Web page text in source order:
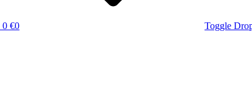
0 €0
Toggle